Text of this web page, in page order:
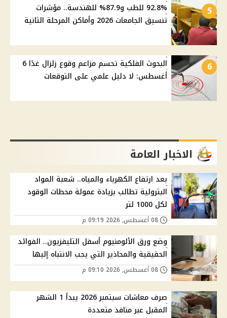
5
92.8% للطب و87.9% للهندسة.. مؤشرات
تنسيق الجامعات 2026 وأماكن المرحلة الثانية
6
البحوث الفلكية تحسم مزاعم وقوع زلزال غدًا 6
أغسطس: لا دليل علمي على التوقعات
الاخبار العامة
بعد ارتفاع الكهرباء والمياه.. شعبة المواد
البترولية تطالب بزيادة عمولة محطات الوقود
لكل 1000 لتر
وضع ورق الألومنيوم أسفل التليفزيون.. الفوائد
الحقيقية والمحاذير التي يجب الانتباه إليها
صرف معاشات سبتمبر 2026 يبدأ 1 الشهر
المقبل عبر منافذ متعددة